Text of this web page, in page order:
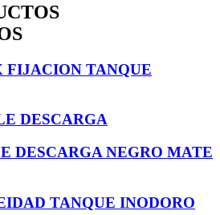
FIJACION TANQUE
DESCARGA
DESCARGA NEGRO MATE
TANQUE INODORO